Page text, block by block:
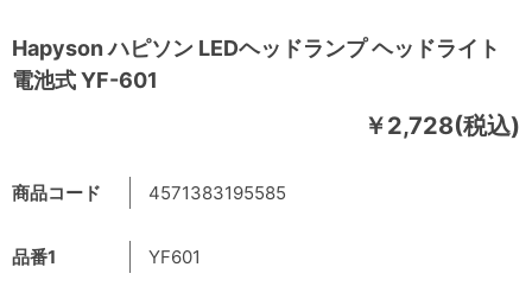
Hapyson ハピソン LEDヘッドランプ ヘッドライト
電池式 YF-601
￥2,728(税込)
商品コード 4571383195585
品番1 YF601